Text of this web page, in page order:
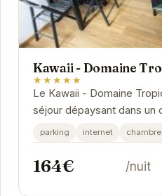
Kawaii - Domaine
★★★★★
Le Kawaii - Domaine
séjour dépaysant dans un
Profitez de chambres
parking internet
164€ /nuit